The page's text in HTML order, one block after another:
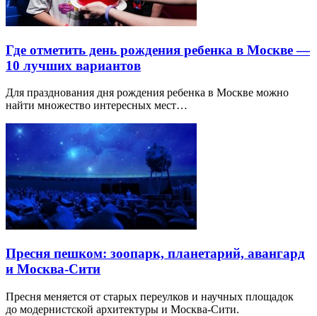
Где отметить день рождения ребенка в Москве —
10 лучших вариантов
Для празднования дня рождения ребенка в Москве можно
найти множество интересных мест…
Пресня пешком: зоопарк, планетарий, авангард
и Москва-Сити
Пресня меняется от старых переулков и научных площадок
до модернистской архитектуры и Москва-Сити.